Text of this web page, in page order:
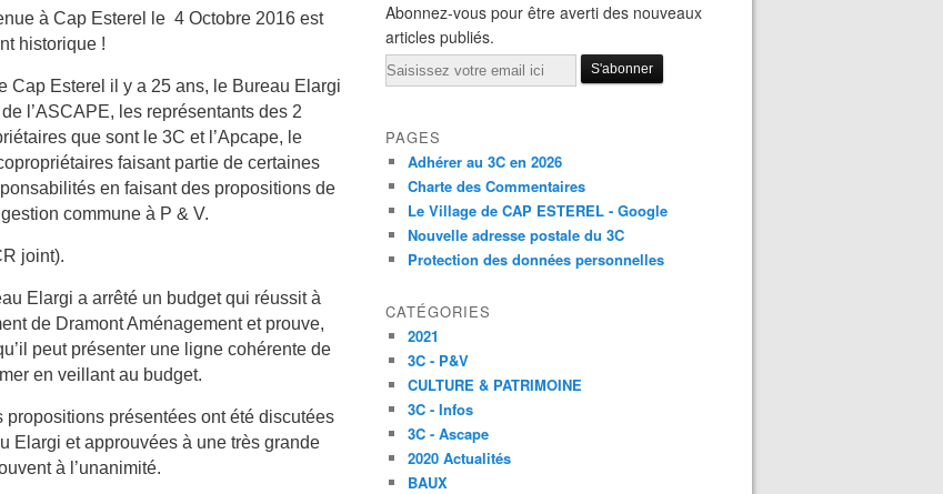
à Cap Esterel le 4 Octobre 2016 est
historique !
Cap Esterel il y a 25 ans, le Bureau Elargi
l’ASCAPE, les représentants des 2
que sont le 3C et l’Apcape, le
faisant partie de certaines
en faisant des propositions de
commune à P & V.
joint).
Elargi a arrêté un budget qui réussit à
de Dramont Aménagement et prouve,
peut présenter une ligne cohérente de
en veillant au budget.
propositions présentées ont été discutées
Elargi et approuvées à une très grande
à l’unanimité.
Abonnez-vous pour être averti des nouveaux
articles publiés.
Email
PAGES
Adhérer au 3C en 2026
Charte des Commentaires
Le Village de CAP ESTEREL - Google
Nouvelle adresse postale du 3C
Protection des données personnelles
CATÉGORIES
2021
3C - P&V
CULTURE & PATRIMOINE
3C - Infos
3C - Ascape
2020 Actualités
BAUX